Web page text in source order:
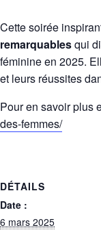
Cette soirée
remarquablesqui
féminine en 2025.
et leurs réussites
Pour en savoir plus
des-femmes/
DÉTAILS
Date :
6 mars 2025